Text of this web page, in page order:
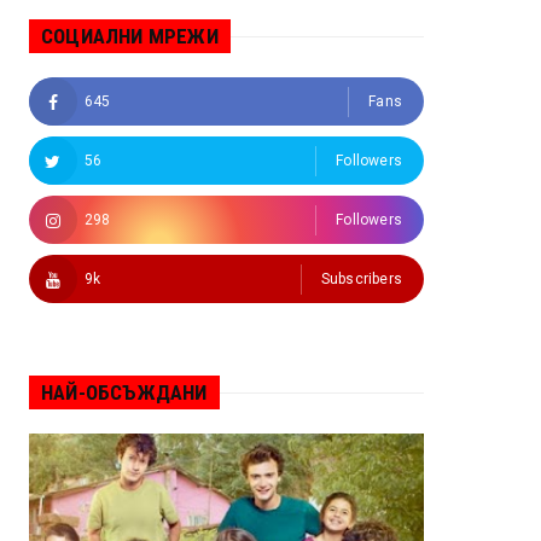
СОЦИАЛНИ МРЕЖИ
645 Fans
56 Followers
298 Followers
9k Subscribers
НАЙ-ОБСЪЖДАНИ